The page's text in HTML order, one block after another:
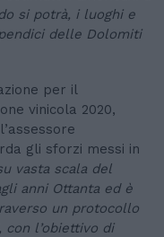
si potrà, i luoghi e
delle Dolomiti
per il
vinicola 2020,
gli sforzi messi in
vasta scala del
anni Ottanta ed è
un protocollo
l’obiettivo di